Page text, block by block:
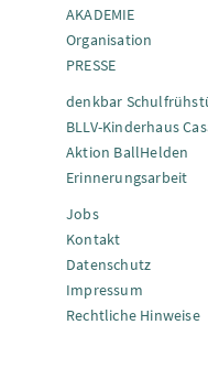
AKADEMIE
Organisation
PRESSE
denkbar
BLLV-Kinderhaus
Aktion BallHelden
Erinnerungsarbeit
Jobs
Kontakt
Datenschutz
Impressum
Rechtliche Hinweise